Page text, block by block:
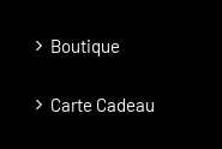
Boutique
Carte Cadeau